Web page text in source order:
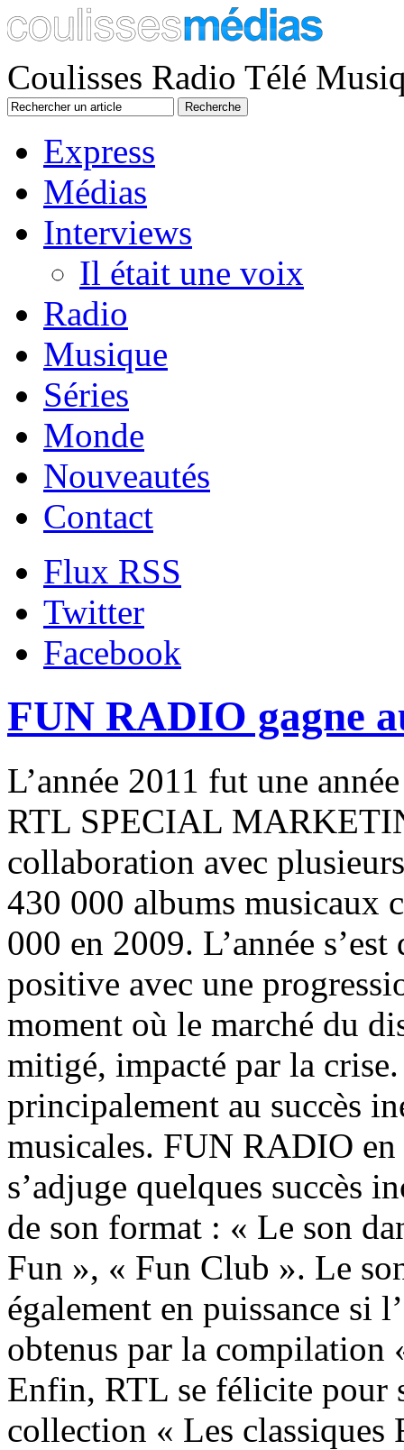
Coulisses Radio Télé
Express
Médias
Interviews
Il était une voix
Radio
Musique
Séries
Monde
Nouveautés
Contact
Flux RSS
Twitter
Facebook
FUN RADIO gagne
L’année 2011 fut une
RTL SPECIAL
collaboration avec
430 000 albums musicaux
000 en 2009. L’année
positive avec une
moment où le marché du
mitigé, impacté par la
principalement au succès
musicales. FUN RADIO en
s’adjuge quelques succès
de son format : « Le son
Fun », « Fun Club ». Le
également en puissance si
obtenus par la compilation
Enfin, RTL se félicite pour
collection « Les classiques